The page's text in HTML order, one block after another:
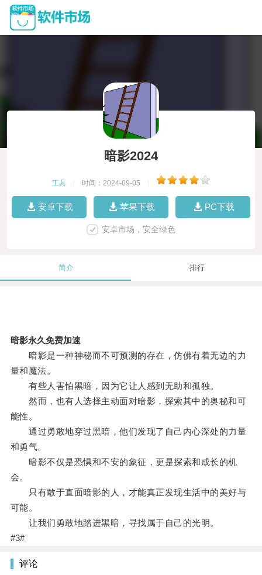
暗影2024
工具 时间：2024-09-05
安卓下载 苹果下载 PC下载
安卓市场，安全绿色
简介 排行
暗影永久免费加速
暗影是一种神秘而不可预测的存在，仿佛有着无边的力
量和魔法。
有些人害怕黑暗，因为它让人感到无助和孤独。
然而，也有人选择主动面对暗影，探索其中的奥秘和可
能性。
通过勇敢地穿过黑暗，他们发现了自己内心深处的力量
和勇气。
暗影不仅是恐惧和不安的象征，更是探索和成长的机
会。
只有敢于直面暗影的人，才能真正发现生活中的美好与
可能。
让我们勇敢地踏进黑暗，寻找属于自己的光明。
#3#
评论